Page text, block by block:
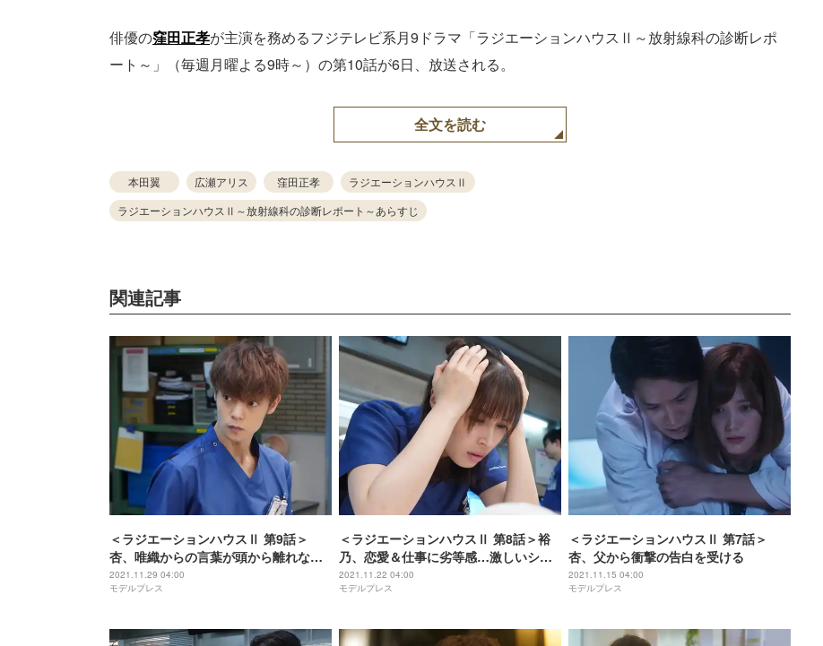
俳優の窪田正孝が主演を務めるフジテレビ系月9ドラマ「ラジエーションハウスⅡ～放射線科の診断レポ
ート～」（毎週月曜よる9時～）の第10話が6日、放送される。
全文を読む
本田翼 広瀬アリス 窪田正孝
ラジエーションハウスⅡ
ラジエーションハウスⅡ～放射線科の診断レポート～あらすじ
関連記事
＜ラジエーションハウスⅡ 第9話＞
杏、唯織からの言葉が頭から離れなく
なる
2021.11.29 04:00
モデルプレス
＜ラジエーションハウスⅡ 第8話＞裕
乃、恋愛＆仕事に劣等感…激しいショ
ックを受ける出来事も
2021.11.22 04:00
モデルプレス
＜ラジエーションハウスⅡ 第7話＞
杏、父から衝撃の告白を受ける
2021.11.15 04:00
モデルプレス